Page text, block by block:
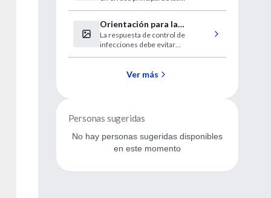
Orientación para la
atención de pacientes con
sospecha de viruela del
simio
La respuesta de control de
infecciones debe evitar
Ver más
Personas sugeridas
No hay personas sugeridas disponibles
en este momento